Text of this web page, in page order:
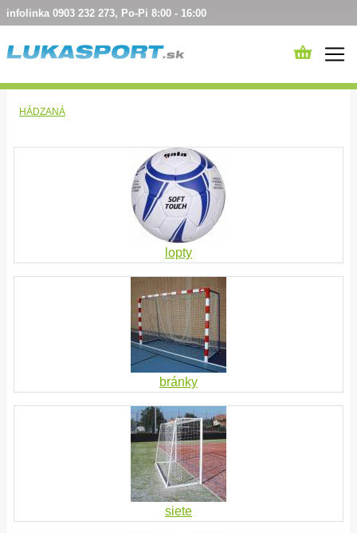
infolinka 0903 232 273, Po-Pi 8:00 - 16:00
HÁDZANÁ
lopty
bránky
siete